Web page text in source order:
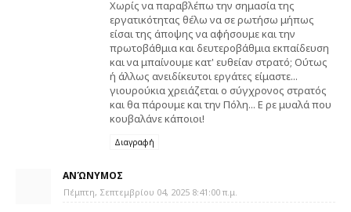
Χωρίς να παραβλέπω την σημασία της
εργατικότητας θέλω να σε ρωτήσω μήπως
είσαι της άποψης να αφήσουμε και την
πρωτοβάθμια και δευτεροβάθμια εκπαίδευση
και να μπαίνουμε κατ' ευθείαν στρατό; Ούτως
ή άλλως ανειδίκευτοι εργάτες είμαστε...
γιουρούκια χρειάζεται ο σύγχρονος στρατός
και θα πάρουμε και την Πόλη... Ε ρε μυαλά που
κουβαλάνε κάποιοι!
Διαγραφή
ΑΝΏΝΥΜΟΣ
Πέμπτη, Σεπτεμβρίου 04, 2025 8:41:00 π.μ.